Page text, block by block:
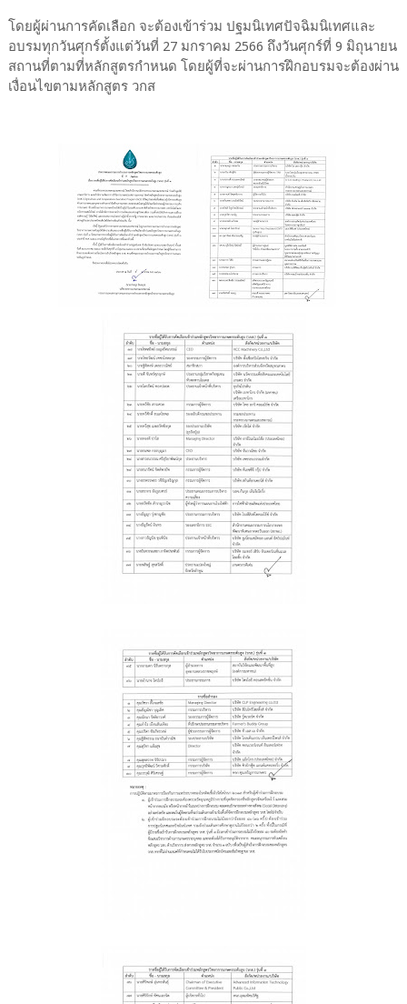
โดยผู้ผ่านการคัดเลือก จะต้องเข้าร่วม ปฐมนิเทศปัจฉิมนิเทศและ
อบรมทุกวันศุกร์ตั้งแต่วันที่ 27 มกราคม 2566 ถึงวันศุกร์ที่ 9 มิถุนายน
สถานที่ตามที่หลักสูตรกำหนด โดยผู้ที่จะผ่านการฝึกอบรมจะต้องผ่าน
เงื่อนไขตามหลักสูตร วกส